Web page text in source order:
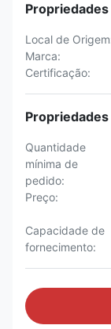
Propriedades
Local de
Marca:
Certificação:
Quantidade
mínima de
pedido:
Preço:
Capacidade de
fornecimento: